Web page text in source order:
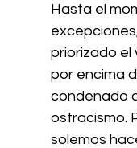
Hasta el
priorizado el
por encima
condenado
ostracismo.
solemos